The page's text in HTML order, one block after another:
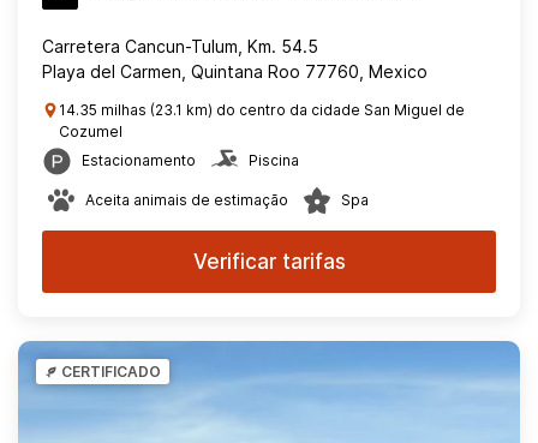
Carretera Cancun-Tulum, Km. 54.5
Playa del Carmen, Quintana Roo 77760, Mexico
14.35 milhas (23.1 km) do centro da cidade San Miguel de
Cozumel
Estacionamento
Piscina
Aceita animais de estimação Spa
Verificar tarifas
CERTIFICADO